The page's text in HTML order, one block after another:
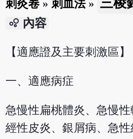
刺灸卷 » 刺血法»
bubble_chart 內容
【適應證及主要刺激區】
一、適應病症
急慢性扁桃體炎、急慢
經性皮炎、銀屑病、急性